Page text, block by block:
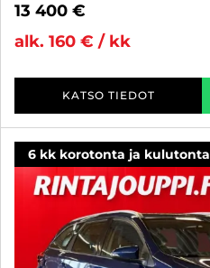
13 400 €
alk. 160 € / kk
KATSO TIEDOT
6 kk korotonta ja kulutonta